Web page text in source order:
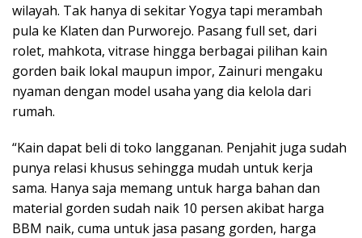
wilayah. Tak hanya di sekitar Yogya tapi merambah
pula ke Klaten dan Purworejo. Pasang full set, dari
rolet, mahkota, vitrase hingga berbagai pilihan kain
gorden baik lokal maupun impor, Zainuri mengaku
nyaman dengan model usaha yang dia kelola dari
rumah.
“Kain dapat beli di toko langganan. Penjahit juga sudah
punya relasi khusus sehingga mudah untuk kerja
sama. Hanya saja memang untuk harga bahan dan
material gorden sudah naik 10 persen akibat harga
BBM naik, cuma untuk jasa pasang gorden, harga